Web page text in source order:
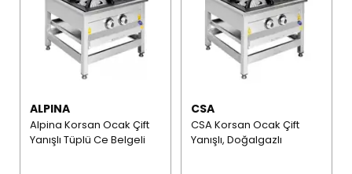
ALPINA
Alpina Korsan Ocak Çift
Yanışlı Tüplü Ce Belgeli
CSA
CSA Korsan Ocak Çift
Yanışlı, Doğalgazlı